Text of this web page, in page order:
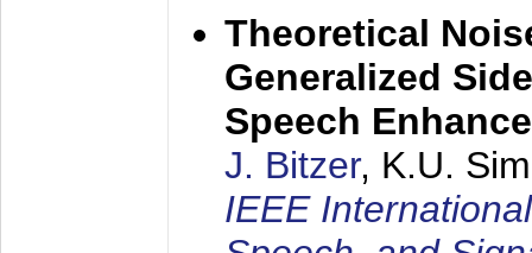
Theoretical
Generalized
Speech
J. Bitzer, K.U.
IEEE